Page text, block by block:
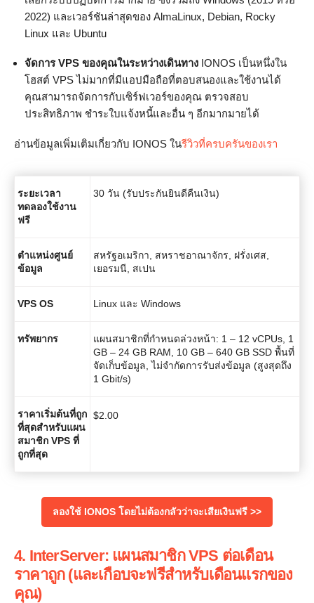
2022) และเวอร์ชันล่าสุดของ AlmaLinux, Debian, Rocky
Linux และ Ubuntu
จัดการ VPS ของคุณในระหว่างเดินทาง IONOS เป็นหนึ่งใน
โฮสต์ VPS ไม่มากที่มีแอปมือถือที่ตอบสนองและใช้งานได้
คุณสามารถจัดการกับเซิร์ฟเวอร์ของคุณ ตรวจสอบ
ประสิทธิภาพ ชำระใบแจ้งหนี้และอื่น ๆ อีกมากมายได้
อ่านข้อมูลเพิ่มเติมเกี่ยวกับ IONOS ในรีวิวที่ครบครันของเรา
ระยะเวลา
ทดลองใช้งาน
ฟรี
30 วัน (รับประกันยินดีคืนเงิน)
ตำแหน่งศูนย์
ข้อมูล
สหรัฐอเมริกา, สหราชอาณาจักร, ฝรั่งเศส,
เยอรมนี, สเปน
VPS OS Linux และ Windows
ทรัพยากร
แผนสมาชิกที่กำหนดล่วงหน้า: 1 – 12 vCPUs, 1
GB – 24 GB RAM, 10 GB – 640 GB SSD พื้นที่
จัดเก็บข้อมูล, ไม่จำกัดการรับส่งข้อมูล (สูงสุดถึง
1 Gbit/s)
ราคาเริ่มต้นที่ถูก
ที่สุดสำหรับแผน
สมาชิก VPS ที่
ถูกที่สุด
$2.00
ลองใช้ IONOS โดยไม่ต้องกลัวว่าจะเสียเงินฟรี >>
4. InterServer: แผนสมาชิก VPS ต่อเดือน
ราคาถูก (และเกือบจะฟรีสำหรับเดือนแรกของ
คุณ)